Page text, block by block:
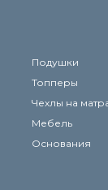
Подушки
Топперы
Чехлы на
Мебель
Основания